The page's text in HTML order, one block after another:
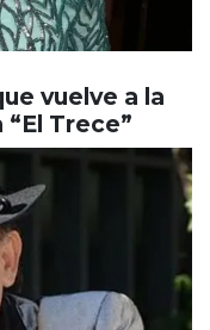
vuelve a la
Trece”